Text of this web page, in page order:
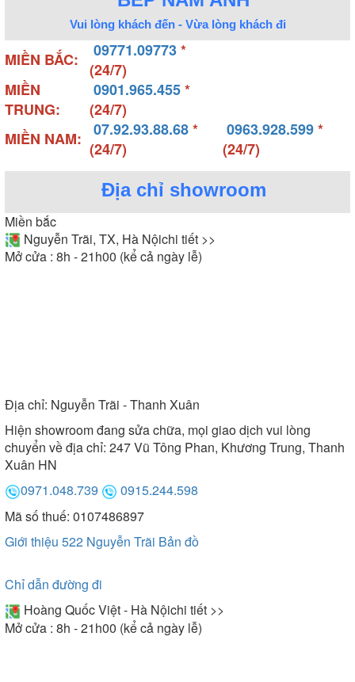
Vui lòng khách đến - Vừa lòng khách đi
MIỀN BẮC: 09771.09773*
(24/7)
MIỀN
TRUNG:
0901.965.455*
(24/7)
MIỀN NAM:
07.92.93.88.68*
(24/7)
0963.928.599*
(24/7)
Địa chỉ showroom
Miền bắc
Nguyễn Trãi, TX, Hà Nộichi tiết >>
Mở cửa : 8h - 21h00 (kể cả ngày lễ)
Địa chỉ: Nguyễn Trãi - Thanh Xuân
Hiện showroom đang sửa chữa, mọi giao dịch vui lòng
chuyển về địa chỉ: 247 Vũ Tông Phan, Khương Trung, Thanh
Xuân HN
0971.048.739
0915.244.598
Mã số thuế: 0107486897
Giới thiệu 522 Nguyễn Trãi Bản đồ
Chỉ dẫn đường đi
Hoàng Quốc Việt - Hà Nộichi tiết >>
Mở cửa : 8h - 21h00 (kể cả ngày lễ)